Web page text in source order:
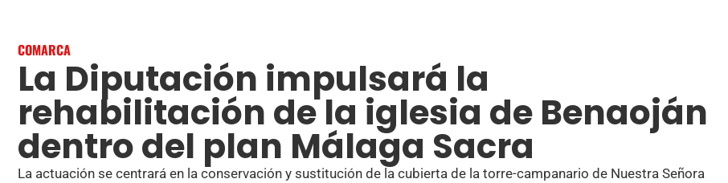
COMARCA
La Diputación impulsará la
rehabilitación de la iglesia de Benaoján
dentro del plan Málaga Sacra
La actuación se centrará en la conservación y sustitución de la cubierta de la torre-campanario de Nuestra Señora